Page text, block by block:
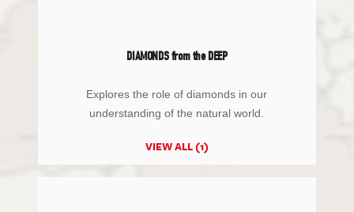
DIAMONDS from the DEEP
Explores the role of diamonds in our
understanding of the natural world.
VIEW ALL (1)